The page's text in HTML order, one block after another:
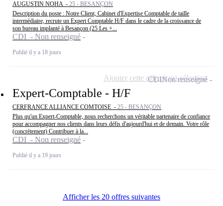
AUGUSTIN NOHA - 25 - BESANÇON
Description du poste : Notre Client, Cabinet d'Expertise Comptable de taille
intermédiaire, recrute un Expert Comptable H/F dans le cadre de la croissance de
son bureau implanté à Besançon (25 Les +...
CDI - Non renseigné
Publié il y a 18 jours
Expert-Comptable - H/F
CERFRANCE ALLIANCE COMTOISE - 25 - BESANÇON
Plus qu'un Expert-Comptable, nous recherchons un véritable partenaire de confiance
pour accompagner nos clients dans leurs défis d'aujourd'hui et de demain. Votre rôle
(concrètement) Contribuer à la...
CDI - Non renseigné
Publié il y a 19 jours
CDINon renseigné
Ajouter cette offre à ma sélection
Afficher les 20 offres suivantes